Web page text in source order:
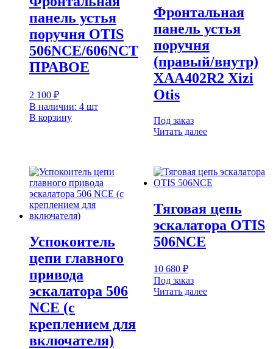
панель устья
поручня OTIS
506NCE/606NCT
ПРАВОЕ
2 100 ₽
В наличии: 4 шт
В корзину
Фронтальная
панель устья
поручня
(правый/внутр)
XAA402R2 Xizi
Otis
Под заказ
Читать далее
Успокоитель
цепи главного
привода
эскалатора 506
NCE (с
креплением для
включателя)
Тяговая цепь
эскалатора OTIS
506NCE
10 680 ₽
Под заказ
Читать далее